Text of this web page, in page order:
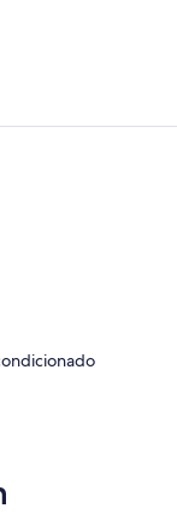
para trabajar con